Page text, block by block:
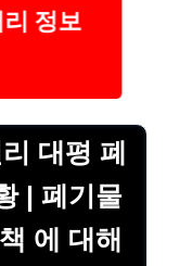
정보
대평 폐
| 폐기물
에 대해